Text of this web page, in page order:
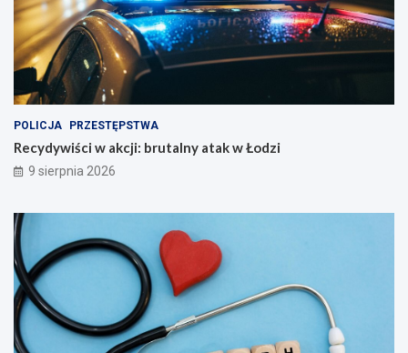
POLICJA PRZESTĘPSTWA
Recydywiści w akcji: brutalny atak w Łodzi
9 sierpnia 2026